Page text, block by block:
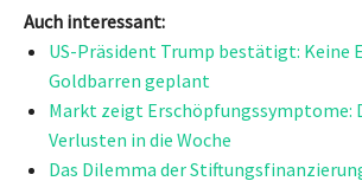
Auch interessant:
US-Präsident Trump bestätigt: Keine
Goldbarren geplant
Markt zeigt Erschöpfungssymptome:
Verlusten in die Woche
Das Dilemma der